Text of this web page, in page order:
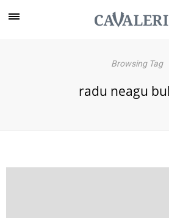
Browsing Tag
radu neagu